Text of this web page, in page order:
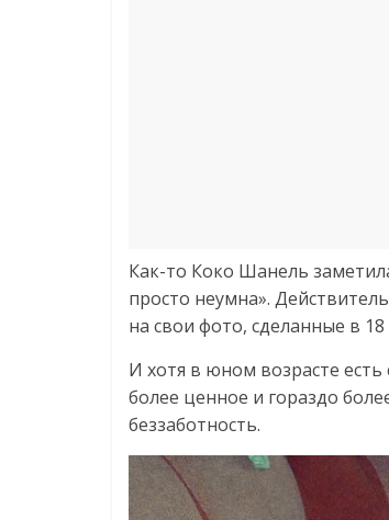
Как-то Коко Шанель
просто неумна».
на свои фото, сделанные в 18
И хотя в юном возрасте
более ценное и гораздо
беззаботность.